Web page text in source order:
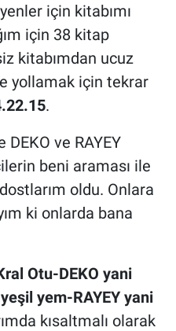
için kitabımı
için 38 kitap
kitabımdan ucuz
yollamak için tekrar
.
ve RAYEY
beni araması ile
oldu. Onlara
ki onlarda bana
Otu-DEKO yani
yem-RAYEY yani
kısaltmalı olarak